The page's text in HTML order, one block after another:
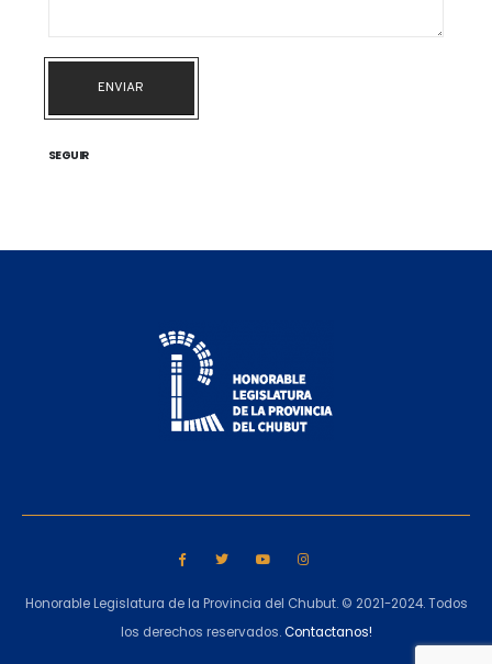
ENVIAR
SEGUIR
Honorable Legislatura de la Provincia del Chubut. © 2021-2024. Todos
los derechos reservados.Contactanos!